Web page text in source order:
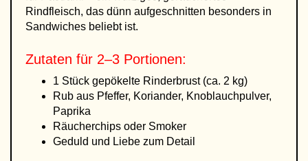
Rindfleisch, das dünn aufgeschnitten besonders in
Sandwiches beliebt ist.
Zutaten für 2–3 Portionen:
1 Stück gepökelte Rinderbrust (ca. 2 kg)
Rub aus Pfeffer, Koriander, Knoblauchpulver,
Paprika
Räucherchips oder Smoker
Geduld und Liebe zum Detail